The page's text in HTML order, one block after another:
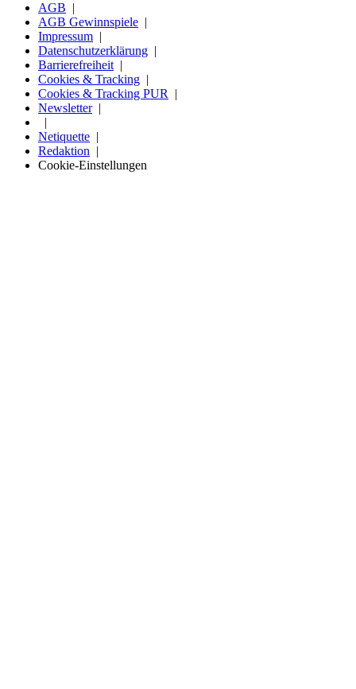
AGB
AGB Gewinnspiele
Impressum
Datenschutzerklärung
Barrierefreiheit
Cookies & Tracking
Cookies & Tracking PUR
Newsletter
Netiquette
Redaktion
Cookie-Einstellungen